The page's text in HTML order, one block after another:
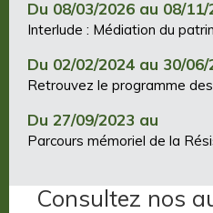
Du 08/03/2026 au 08/11/
Interlude : Médiation du
Du 02/02/2024 au 30/06/
Retrouvez le programme
Du 27/09/2023 au
Parcours mémoriel de la
Consultez nos